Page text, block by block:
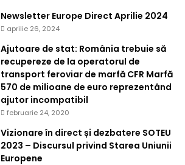
Newsletter Europe Direct Aprilie 2024
aprilie 26, 2024
Ajutoare de stat: România trebuie să
recupereze de la operatorul de
transport feroviar de marfă CFR Marfă
570 de milioane de euro reprezentând
ajutor incompatibil
februarie 24, 2020
Vizionare în direct și dezbatere SOTEU
2023 – Discursul privind Starea Uniunii
Europene